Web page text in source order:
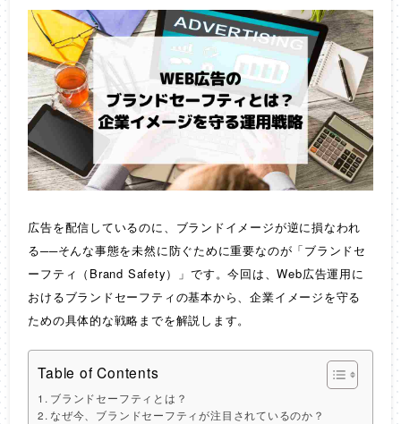
広告を配信しているのに、ブランドイメージが逆に損なわれ
る──そんな事態を未然に防ぐために重要なのが「ブランドセ
ーフティ（Brand Safety）」です。今回は、Web広告運用に
おけるブランドセーフティの基本から、企業イメージを守る
ための具体的な戦略までを解説します。
Table of Contents
ブランドセーフティとは？
なぜ今、ブランドセーフティが注目されているのか？